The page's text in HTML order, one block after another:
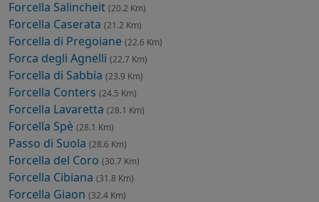
Forcella Salincheit (20.2 Km)
Forcella Caserata (21.2 Km)
Forcella di Pregoiane (22.6 Km)
Forca degli Agnelli (22.7 Km)
Forcella di Sabbia (23.9 Km)
Forcella Conters (24.5 Km)
Forcella Lavaretta (28.1 Km)
Forcella Spè (28.1 Km)
Passo di Suola (28.6 Km)
Forcella del Coro (30.7 Km)
Forcella Cibiana (31.8 Km)
Forcella Giaon (32.4 Km)